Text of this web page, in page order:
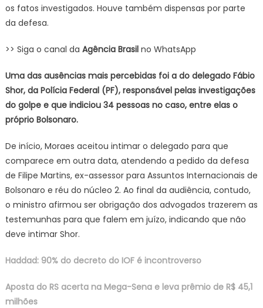
os fatos investigados. Houve também dispensas por parte
da defesa.
>> Siga o canal da Agência Brasil no WhatsApp
Uma das ausências mais percebidas foi a do delegado Fábio
Shor, da Polícia Federal (PF), responsável pelas investigações
do golpe e que indiciou 34 pessoas no caso, entre elas o
próprio Bolsonaro.
De início, Moraes aceitou intimar o delegado para que
comparece em outra data, atendendo a pedido da defesa
de Filipe Martins, ex-assessor para Assuntos Internacionais de
Bolsonaro e réu do núcleo 2. Ao final da audiência, contudo,
o ministro afirmou ser obrigação dos advogados trazerem as
testemunhas para que falem em juízo, indicando que não
deve intimar Shor.
Haddad: 90% do decreto do IOF é incontroverso
Aposta do RS acerta na Mega-Sena e leva prêmio de R$ 45,1
milhões